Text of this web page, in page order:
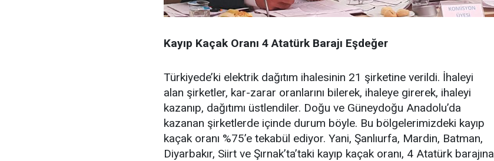
Kayıp Kaçak Oranı 4 Atatürk Barajı Eşdeğer
Türkiyede’ki elektrik dağıtım ihalesinin 21 şirketine verildi. İhaleyi
alan şirketler, kar-zarar oranlarını bilerek, ihaleye girerek, ihaleyi
kazanıp, dağıtımı üstlendiler. Doğu ve Güneydoğu Anadolu’da
kazanan şirketlerde içinde durum böyle. Bu bölgelerimizdeki kayıp
kaçak oranı %75’e tekabül ediyor. Yani, Şanlıurfa, Mardin, Batman,
Diyarbakır, Siirt ve Şırnak’ta’taki kayıp kaçak oranı, 4 Atatürk barajına